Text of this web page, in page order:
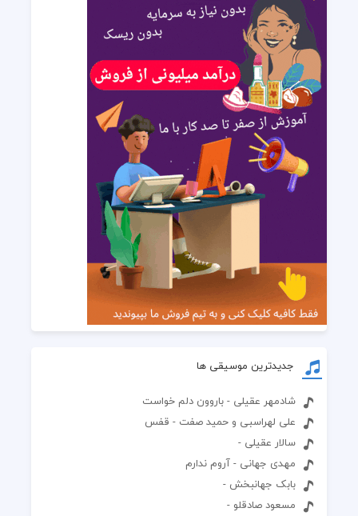
جدیدترین موسیقی ها
شادمهر عقیلی - باروون دلم خواست
علی لهراسبی و حمید صفت - قفس
سالار عقیلی -
مهدی جهانی - آروم ندارم
بابک جهانبخش -
مسعود صادقلو -